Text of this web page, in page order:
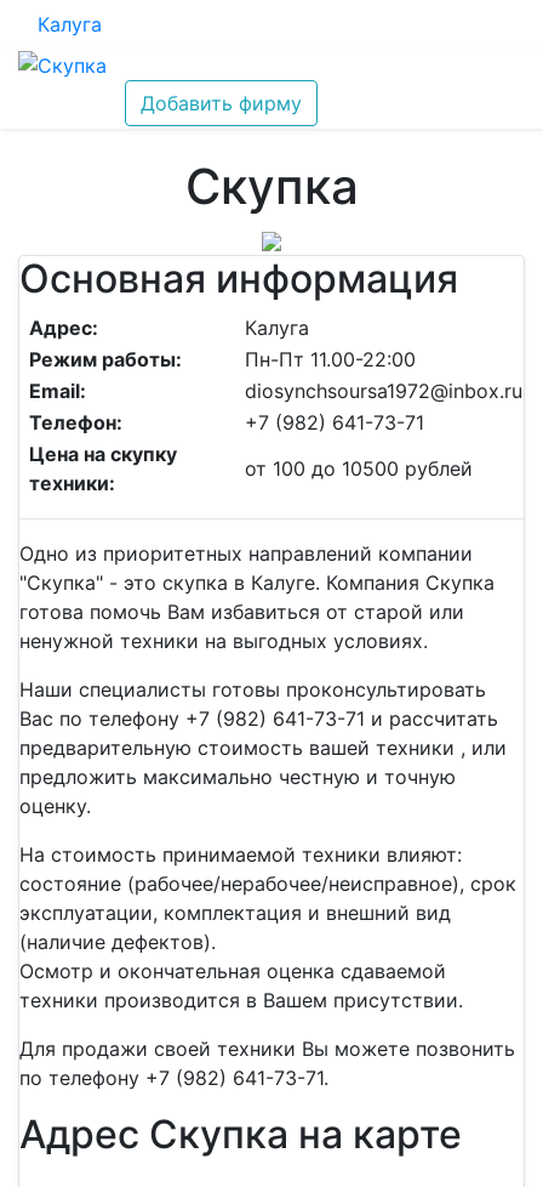
Калуга
Добавить фирму
Скупка
Основная информация
Адрес:
Калуга
Режим работы:
Пн-Пт 11.00-22:00
Email:
diosynchsoursa1972@inbox.ru
Телефон:
+7 (982) 641-73-71
Цена на скупку
техники:
от 100 до 10500 рублей
Одно из приоритетных направлений компании
"Скупка" - это скупка в Калуге. Компания Скупка
готова помочь Вам избавиться от старой или
ненужной техники на выгодных условиях.
Наши специалисты готовы проконсультировать
Вас по телефону +7 (982) 641-73-71 и рассчитать
предварительную стоимость вашей техники , или
предложить максимально честную и точную
оценку.
На стоимость принимаемой техники влияют:
состояние (рабочее/нерабочее/неисправное), срок
эксплуатации, комплектация и внешний вид
(наличие дефектов).
Осмотр и окончательная оценка сдаваемой
техники производится в Вашем присутствии.
Для продажи своей техники Вы можете позвонить
по телефону +7 (982) 641-73-71.
Адрес Скупка на карте